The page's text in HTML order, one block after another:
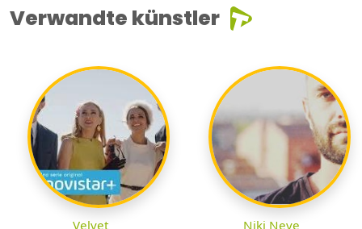
Verwandte künstler
Velvet Niki Neve